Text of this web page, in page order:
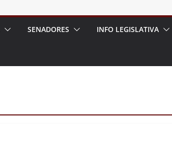
SENADORES INFO LEGISLATIVA